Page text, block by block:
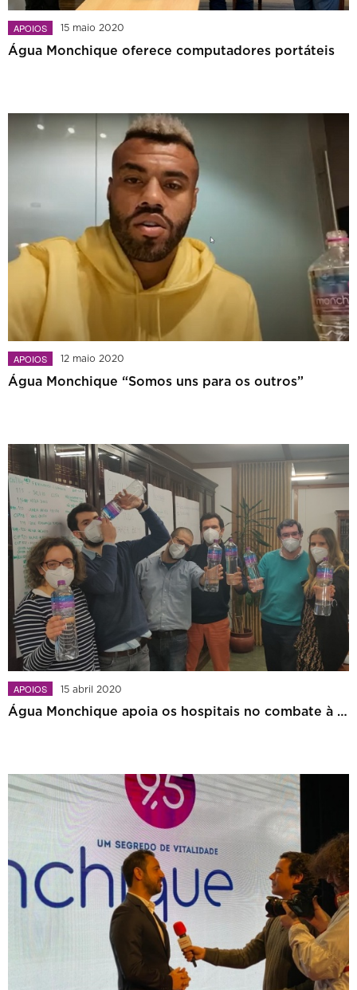
APOIOS 15 maio 2020
Água Monchique oferece computadores portáteis
APOIOS 12 maio 2020
Água Monchique “Somos uns para os outros”
APOIOS 15 abril 2020
Água Monchique apoia os hospitais no combate à pandemia